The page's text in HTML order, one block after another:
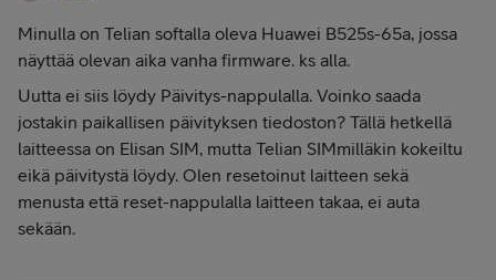
Minulla on Telian softalla oleva Huawei B525s-65a, jossa
näyttää olevan aika vanha firmware. ks alla.
Uutta ei siis löydy Päivitys-nappulalla. Voinko saada
jostakin paikallisen päivityksen tiedoston? Tällä hetkellä
laitteessa on Elisan SIM, mutta Telian SIMmilläkin kokeiltu
eikä päivitystä löydy. Olen resetoinut laitteen sekä
menusta että reset-nappulalla laitteen takaa, ei auta
sekään.